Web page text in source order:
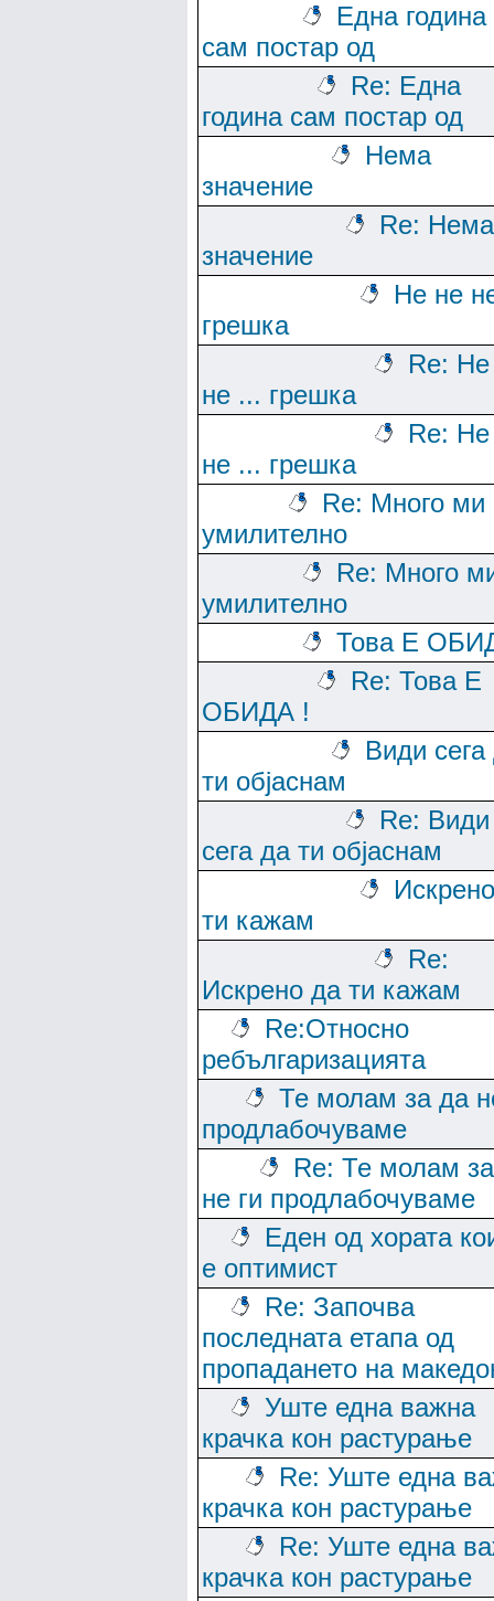
Една година
сам постар од
Re: Една
година сам постар од
Нема
значение
Re: Нема
значение
Не не
грешка
Re:
не ... грешка
Re:
не ... грешка
Re: Много ми
умилително
Re: Много
умилително
Това Е
Re: Това Е
ОБИДА !
Види сега
ти објаснам
Re: Види
сега да ти објаснам
ти кажам
Re:
Искрено да ти кажам
Re:Относно
ребългаризацията
Те молам за да
продлабочуваме
Re: Те молам
не ги продлабочуваме
Еден од хората
е оптимист
Re: Започва
последната етапа од
пропадането на
Уште една важна
крачка кон растурање
Re: Уште една
крачка кон растурање
Re: Уште една
крачка кон растурање